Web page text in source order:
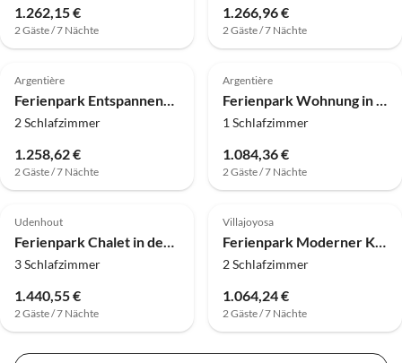
1.262,15 €
2 Gäste / 7 Nächte
1.266,96 €
2 Gäste / 7 Nächte
4.3 (6)
Argentière
Ferienpark Entspannendes Alpenappartement am Pool
2 Schlafzimmer
1.258,62 €
2 Gäste / 7 Nächte
4.0 (1)
Argentière
Ferienpark Wohnung in Vallorcine am Mont Blanc
1 Schlafzimmer
1.084,36 €
2 Gäste / 7 Nächte
4.0 (1)
Udenhout
Ferienpark Chalet in der Nähe von Loonse und Drunense Duinen
3 Schlafzimmer
1.440,55 €
2 Gäste / 7 Nächte
Villajoyosa
Ferienpark Moderner Küstenurlaub
2 Schlafzimmer
1.064,24 €
2 Gäste / 7 Nächte